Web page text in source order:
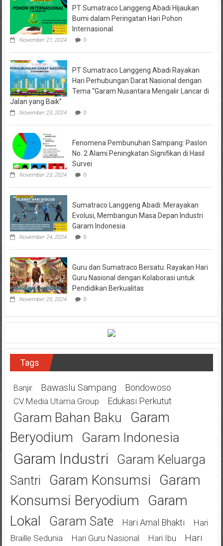
PT Sumatraco Langgeng Abadi Hijaukan
Bumi dalam Peringatan Hari Pohon
Internasional
November 21, 2024 0
PT Sumatraco Langgeng Abadi Rayakan
Hari Perhubungan Darat Nasional dengan
Tema “Garam Nusantara Mengalir Lancar di
Jalan yang Baik”
November 23, 2024 0
Fenomena Pembunuhan Sampang: Paslon
No. 2 Alami Peningkatan Signifikan di Hasil
Survei
November 23, 2024 0
Sumatraco Langgeng Abadi: Merayakan
Evolusi, Membangun Masa Depan Industri
Garam Indonesia
November 24, 2024 0
Guru dan Sumatraco Bersatu: Rayakan Hari
Guru Nasional dengan Kolaborasi untuk
Pendidikan Berkualitas
November 25, 2024 0
Tags
Banjir Bawaslu Sampang Bondowoso
CV.Media Utama Group Edukasi Perkutut
Garam Bahan Baku
Garam
Beryodium
Garam Indonesia
Garam Industri
Garam Keluarga
Santri
Garam Konsumsi
Garam
Konsumsi Beryodium
Garam
Lokal
Garam Sate Hari Amal Bhakti
Hari
Braille Sedunia
Hari Guru Nasional Hari Ibu
Hari